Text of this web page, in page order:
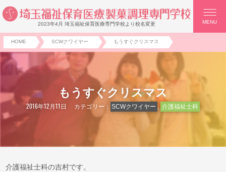
2023年4月 埼玉福祉保育医療専門学校より校名変更 MENU
HOME SCWクワイヤー もうすぐクリスマス
もうすぐクリスマス
2016年12月11日 カテゴリー： SCWクワイヤー 介護福祉士科
介護福祉士科の吉村です。